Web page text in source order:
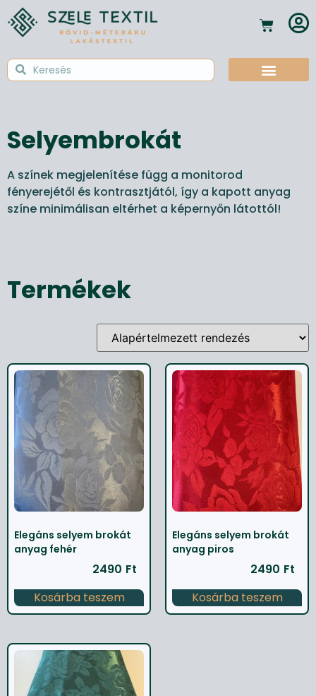
Selyembrokát
A színek megjelenítése függ a monitorod
fényerejétől és kontrasztjától, így a kapott anyag
színe minimálisan eltérhet a képernyőn látottól!
Termékek
Elegáns selyem brokát
anyag fehér
2490 Ft
Kosárba teszem
Elegáns selyem brokát
anyag piros
2490 Ft
Kosárba teszem